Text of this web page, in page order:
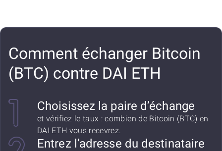
Comment échanger Bitcoin
(BTC) contre DAI ETH
Choisissez la paire d’échange
et vérifiez le taux : combien de Bitcoin (BTC) en
DAI ETH vous recevrez.
Entrez l’adresse du destinataire